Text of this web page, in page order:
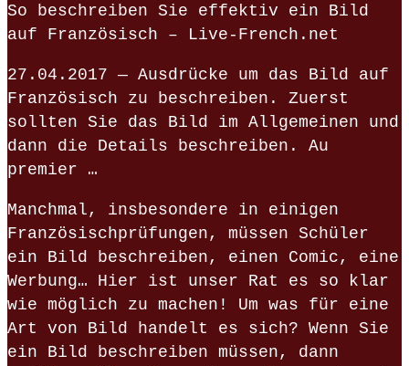
So beschreiben Sie effektiv ein Bild
auf Französisch – Live-French.net
27.04.2017 — Ausdrücke um das Bild auf
Französisch zu beschreiben. Zuerst
sollten Sie das Bild im Allgemeinen und
dann die Details beschreiben. Au
premier …
Manchmal, insbesondere in einigen
Französischprüfungen, müssen Schüler
ein Bild beschreiben, einen Comic, eine
Werbung… Hier ist unser Rat es so klar
wie möglich zu machen! Um was für eine
Art von Bild handelt es sich? Wenn Sie
ein Bild beschreiben müssen, dann